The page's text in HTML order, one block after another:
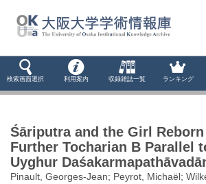
検索画面選択 利用案内 収録雑誌一覧 ランキング
Śāriputra and the Girl
Further Tocharian B Parallel
Uyghur
Pinault, Georges-Jean; Peyrot, Michaël;